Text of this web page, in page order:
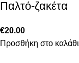
Παλτό-ζακέτα
€20.00
Προσθήκη στο καλάθι